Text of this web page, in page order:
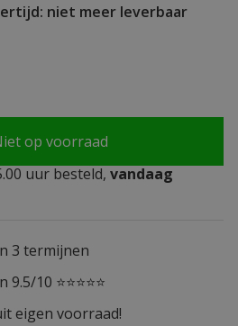
niet meer leverbaar
op voorraad
uur besteld, vandaag
3 termijnen
10 ⭐⭐⭐⭐⭐
eigen voorraad!